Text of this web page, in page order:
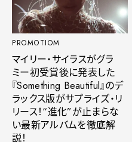
PROMOTIOM
マイリー・サイラスがグラ
ミー初受賞後に発表した
『Something Beautiful』のデ
ラックス版がサプライズ・リ
リース！“進化”が止まらな
い最新アルバムを徹底解
説！